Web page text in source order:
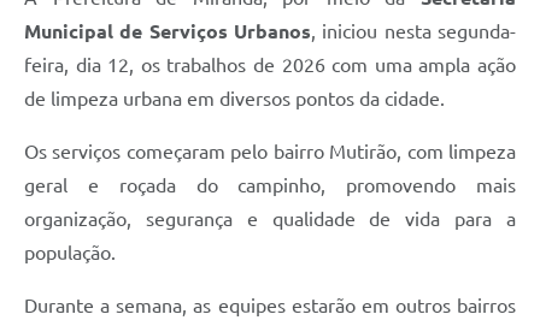
Municipal de Serviços Urbanos , iniciou nesta segunda-
feira, dia 12, os trabalhos de 2026 com uma ampla ação
de limpeza urbana em diversos pontos da cidade.
Os serviços começaram pelo bairro Mutirão, com limpeza
geral e roçada do campinho, promovendo mais
organização, segurança e qualidade de vida para a
população.
Durante a semana, as equipes estarão em outros bairros